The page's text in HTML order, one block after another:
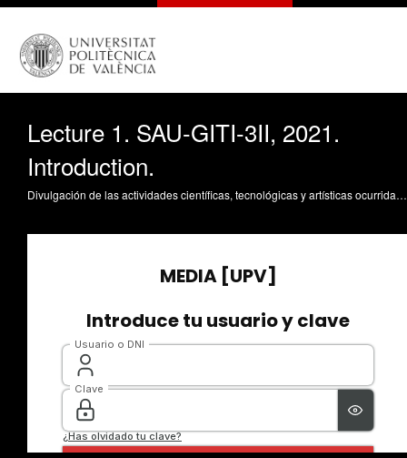
Lecture 1. SAU-GITI-3II, 2021.
Introduction.
Divulgación de las actividades científicas, tecnológicas y artísticas ocurridas en los tres campus de la UPV